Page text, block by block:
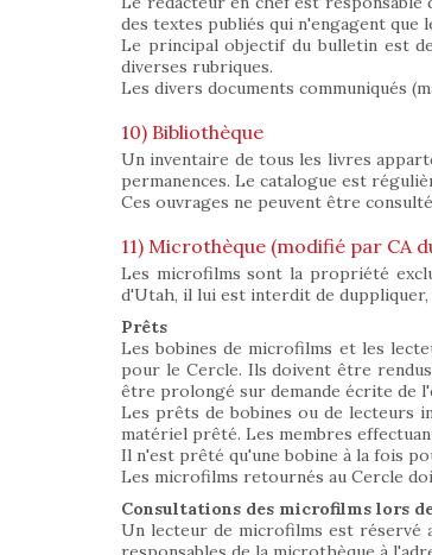
des textes publiés qui n'engagent que
Le principal objectif du bulletin est
diverses rubriques.
Les divers documents communiqués
10) Bibliothèque
Un inventaire de tous les livres
permanences. Le catalogue est
Ces ouvrages ne peuvent être
11) Microthèque (modifié par CA
Les microfilms sont la propriété
d'Utah, il lui est interdit de
Prêts
Les bobines de microfilms et les
pour le Cercle. Ils doivent être
être prolongé sur demande écrite de
Les prêts de bobines ou de lecteurs
matériel prêté. Les membres
Il n'est prêté qu'une bobine à la fois
Les microfilms retournés au Cercle
Consultations des microfilms lors
Un lecteur de microfilms est réservé